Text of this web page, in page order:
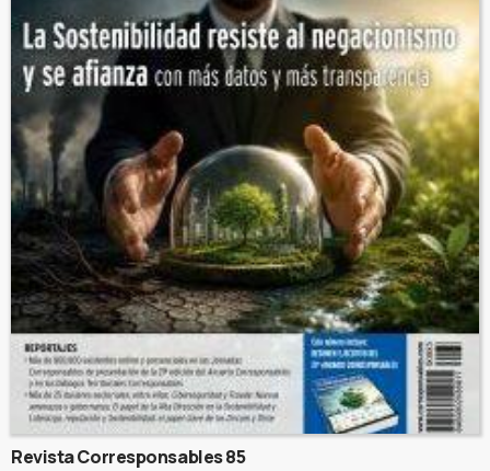
Revista Corresponsables 85